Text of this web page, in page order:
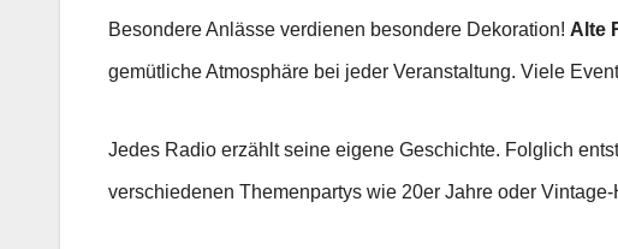
Besondere Anlässe verdienen besondere Dekoration! Alte
gemütliche Atmosphäre bei jeder Veranstaltung. Viele
Jedes Radio erzählt seine eigene Geschichte. Folglich
verschiedenen Themenpartys wie 20er Jahre oder